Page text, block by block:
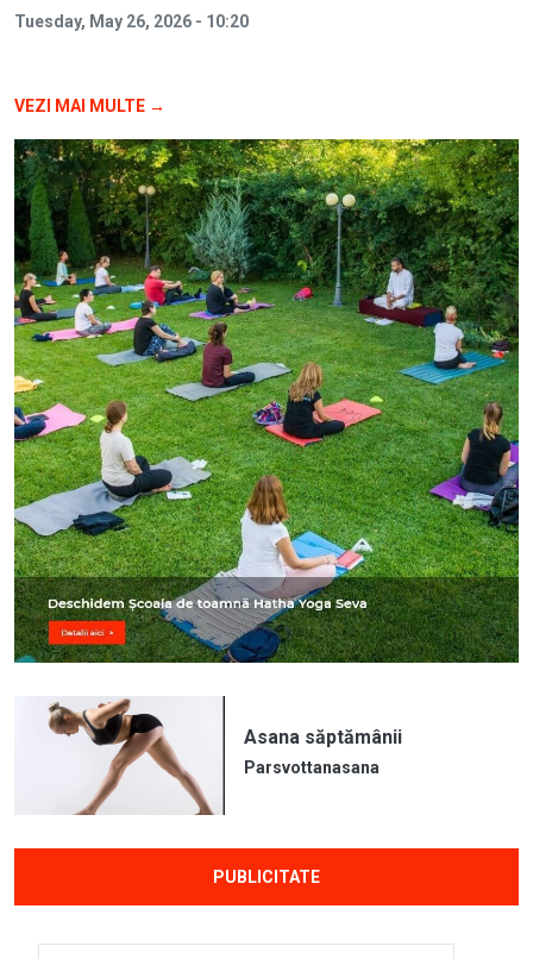
Tuesday, May 26, 2026 - 10:20
VEZI MAI MULTE →
Image
Asana săptămânii
Parsvottanasana
PUBLICITATE